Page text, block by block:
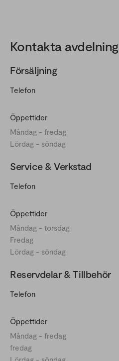
Kontakta avdelning
Försäljning
Telefon
Öppettider
Måndag - fredag
Lördag - söndag
Service & Verkstad
Telefon
Öppettider
Måndag - torsdag
Fredag
Lördag - söndag
Reservdelar & Tillbehör
Telefon
Öppettider
Måndag - fredag
fredag